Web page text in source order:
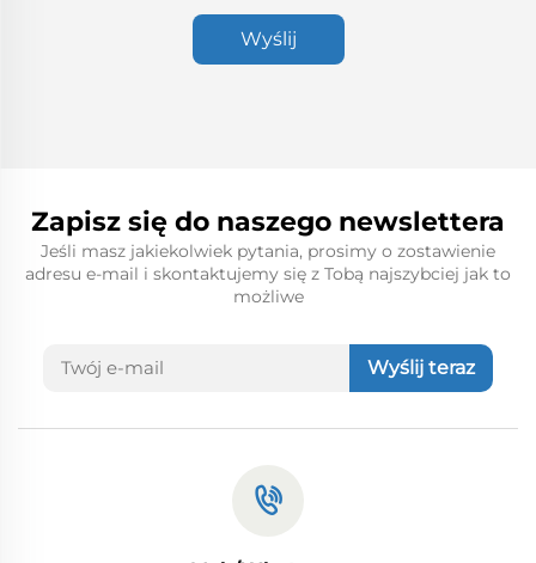
Wyślij
Zapisz się do naszego newslettera
Jeśli masz jakiekolwiek pytania, prosimy o zostawienie
adresu e-mail i skontaktujemy się z Tobą najszybciej jak to
możliwe
Wyślij teraz